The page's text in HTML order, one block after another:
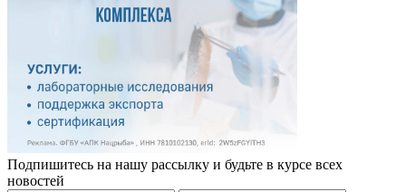
Подпишитесь на нашу рассылку и будьте в курсе всех
новостей